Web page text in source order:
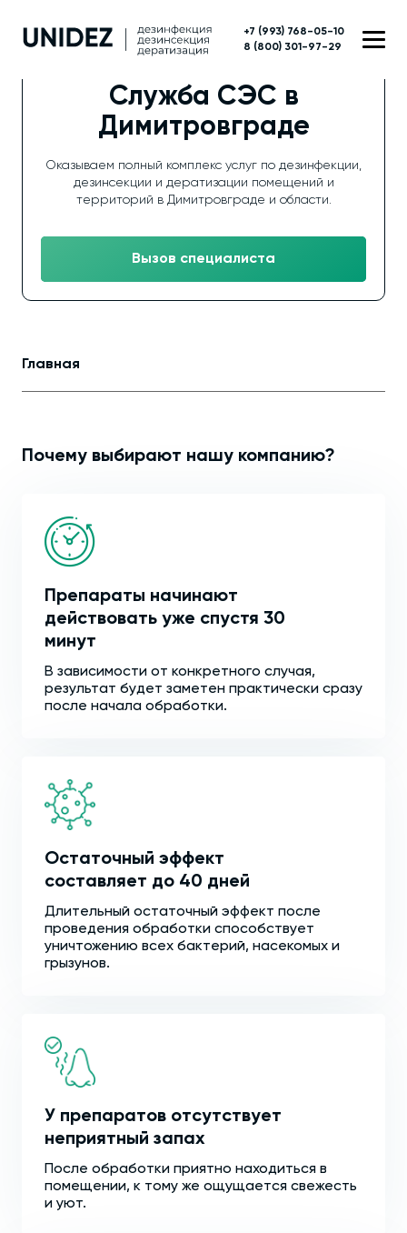
+7 (993) 768-05-10
8 (800) 301-97-29
Служба СЭС в
Димитровграде
Оказываем полный комплекс услуг по дезинфекции,
дезинсекции и дератизации помещений и
территорий в Димитровграде и области.
Вызов специалиста
Главная
Почему выбирают нашу компанию?
Препараты начинают
действовать уже спустя 30
минут
В зависимости от конкретного случая,
результат будет заметен практически сразу
после начала обработки.
Остаточный эффект
составляет до 40 дней
Длительный остаточный эффект после
проведения обработки способствует
уничтожению всех бактерий, насекомых и
грызунов.
У препаратов отсутствует
неприятный запах
После обработки приятно находиться в
помещении, к тому же ощущается свежесть
и уют.